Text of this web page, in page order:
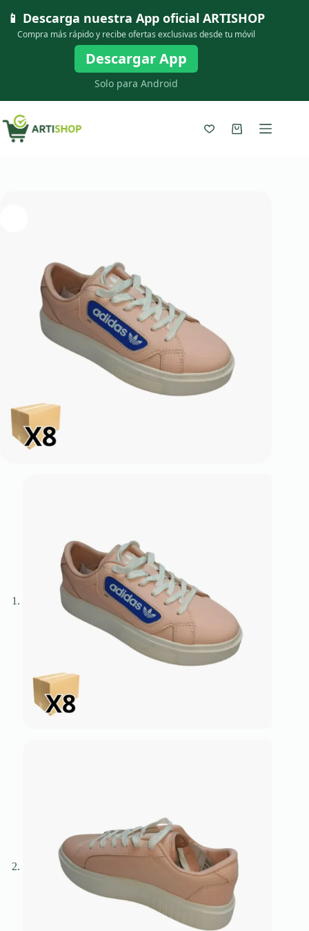
contenido
📱 Descarga nuestra App oficialARTISHOP
Compra más rápido y recibe ofertas exclusivas desde tu móvil
Descargar App
Solo para Android
Carro